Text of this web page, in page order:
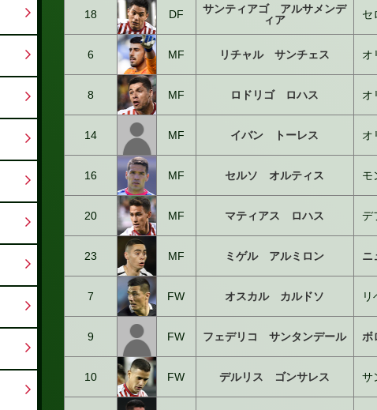
18 DF
サンティアゴ アルサメンデ
ィア
セ
6 MF リチャル サンチェス オ
8 MF ロドリゴ ロハス オ
14 MF イバン トーレス オ
16 MF セルソ オルティス モ
20 MF マティアス ロハス デ
23 MF ミゲル アルミロン ニ
7 FW オスカル カルドソ リ
9 FW フェデリコ サンタンデール ボ
10 FW デルリス ゴンサレス サ